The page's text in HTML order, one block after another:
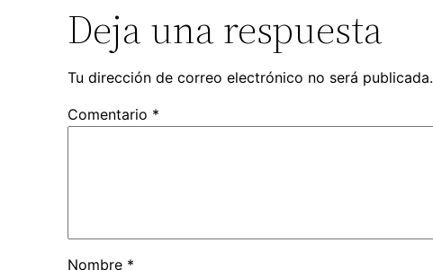
Deja una respuesta
Tu dirección de correo electrónico no será publicada.
Comentario *
Nombre *